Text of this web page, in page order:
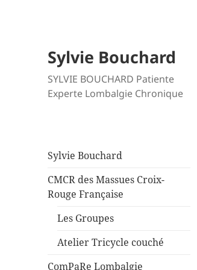
Sylvie Bouchard
SYLVIE BOUCHARD Patiente
Experte Lombalgie Chronique
Sylvie Bouchard
CMCR des Massues Croix-
Rouge Française
Les Groupes
Atelier Tricycle couché
ComPaRe Lombalgie